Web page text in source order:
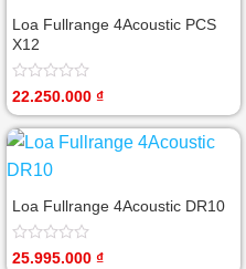
Loa Fullrange 4Acoustic PCS
X12
Được
hạng
0
sao
22.250.000 ₫
Loa Fullrange 4Acoustic DR10
Được
25.995.000 ₫